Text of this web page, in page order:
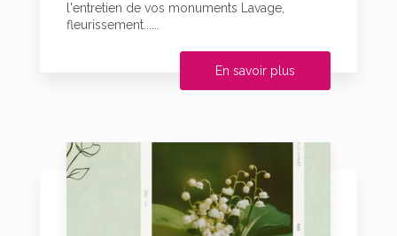
l'entretien de vos monuments Lavage,
fleurissement......
En savoir plus